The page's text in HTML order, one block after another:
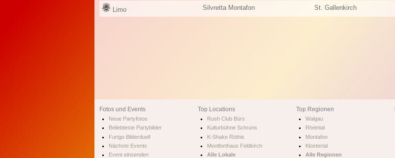
Limo Silvretta Montafon St. Gallenkirch
Fotos und Events
Neue Partyfotos
Beliebteste Partybilder
Furtgo Bilderduell
Nächste Events
Event einsenden
Top Locations
Rush Club Bürs
Kulturbühne Schruns
K-Shake Röthis
Montforthaus Feldkirch
Alle Lokale
Top Regionen
Walgau
Rheintal
Montafon
Klostertal
Alle Regionen